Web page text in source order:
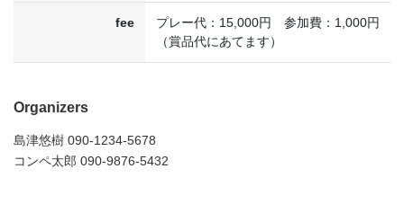
fee
プレー代：15,000円 参加費：1,000円
（賞品代にあてます）
Organizers
島津悠樹 090-1234-5678
コンペ太郎 090-9876-5432